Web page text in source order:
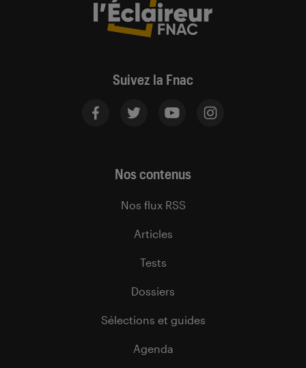
Suivez la Fnac
Nos contenus
Nos flux RSS
Articles
Tests
Dossiers
Sélections et guides
Agenda